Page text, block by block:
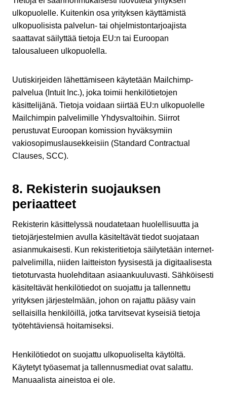
ulkopuolelle. Kuitenkin osa yrityksen käyttämistä
ulkopuolisista palvelun- tai ohjelmistontarjoajista
saattavat säilyttää tietoja EU:n tai Euroopan
talousalueen ulkopuolella.
Uutiskirjeiden lähettämiseen käytetään Mailchimp-
palvelua (Intuit Inc.), joka toimii henkilötietojen
käsittelijänä. Tietoja voidaan siirtää EU:n ulkopuolelle
Mailchimpin palvelimille Yhdysvaltoihin. Siirrot
perustuvat Euroopan komission hyväksymiin
vakiosopimuslausekkeisiin (Standard Contractual
Clauses, SCC).
8. Rekisterin suojauksen
periaatteet
Rekisterin käsittelyssä noudatetaan huolellisuutta ja
tietojärjestelmien avulla käsiteltävät tiedot suojataan
asianmukaisesti. Kun rekisteritietoja säilytetään internet-
palvelimilla, niiden laitteiston fyysisestä ja digitaalisesta
tietoturvasta huolehditaan asiaankuuluvasti. Sähköisesti
käsiteltävät henkilötiedot on suojattu ja tallennettu
yrityksen järjestelmään, johon on rajattu pääsy vain
sellaisilla henkilöillä, jotka tarvitsevat kyseisiä tietoja
työtehtäviensä hoitamiseksi.
Henkilötiedot on suojattu ulkopuoliselta käytöltä.
Käytetyt työasemat ja tallennusmediat ovat salattu.
Manuaalista aineistoa ei ole.